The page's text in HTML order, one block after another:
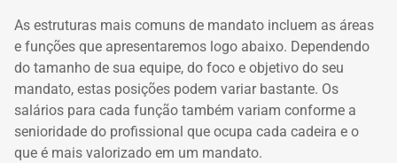
As estruturas mais comuns de mandato incluem as áreas
e funções que apresentaremos logo abaixo. Dependendo
do tamanho de sua equipe, do foco e objetivo do seu
mandato, estas posições podem variar bastante. Os
salários para cada função também variam conforme a
senioridade do profissional que ocupa cada cadeira e o
que é mais valorizado em um mandato.